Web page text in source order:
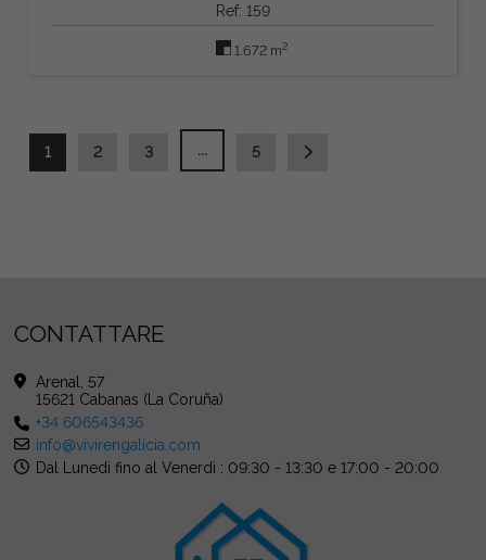
Ref: 159
1.672 m2
1 2 3 ... 5
CONTATTARE
Arenal, 57
15621 Cabanas (La Coruña)
+34 606543436
info@vivirengalicia.com
Dal Lunedi fino al Venerdì : 09:30 - 13:30 e 17:00 - 20:00